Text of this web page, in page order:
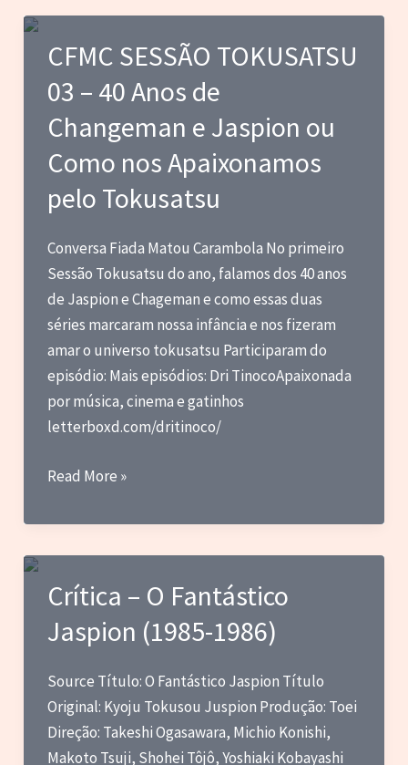
Us:
temporada
estreia
com
novos
personagens
e
narrativa
intensa​
CFMC SESSÃO TOKUSATSU
03 – 40 Anos de
Changeman e Jaspion ou
Como nos Apaixonamos
pelo Tokusatsu
Conversa Fiada Matou Carambola No primeiro
Sessão Tokusatsu do ano, falamos dos 40 anos
de Jaspion e Chageman e como essas duas
séries marcaram nossa infância e nos fizeram
amar o universo tokusatsu Participaram do
episódio: Mais episódios: Dri TinocoApaixonada
por música, cinema e gatinhos
letterboxd.com/dritinoco/
CFMC
TOKUSATSU
03
40
Anos
Changeman
e
Jaspion
ou
Read More »
Crítica – O Fantástico
Jaspion (1985-1986)
Source Título: O Fantástico Jaspion Título
Original: Kyoju Tokusou Juspion Produção: Toei
Direção: Takeshi Ogasawara, Michio Konishi,
Makoto Tsuji, Shohei Tôjô, Yoshiaki Kobayashi